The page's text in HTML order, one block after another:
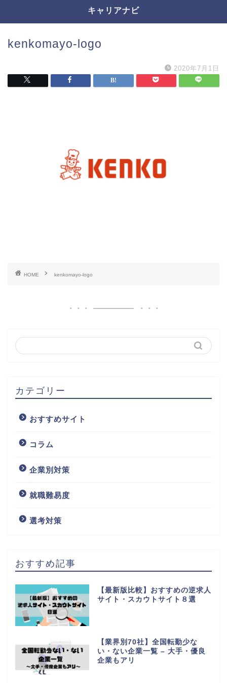
キャリアナビ
kenkomayo-logo
2020年7月1日
HOME kenkomayo-logo
カテゴリー
おすすめサイト
コラム
企業別対策
就職難易度
選考対策
おすすめ記事
【最新版比較】おすすめの逆求人
サイト・スカウトサイト８選
【業界別70社】全国転勤少な
い・ない企業一覧 – 大手・優良
企業もアリ